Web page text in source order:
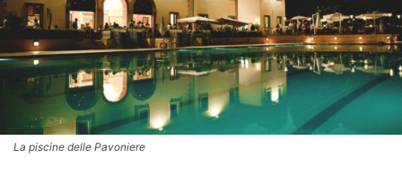
La piscine delle Pavoniere